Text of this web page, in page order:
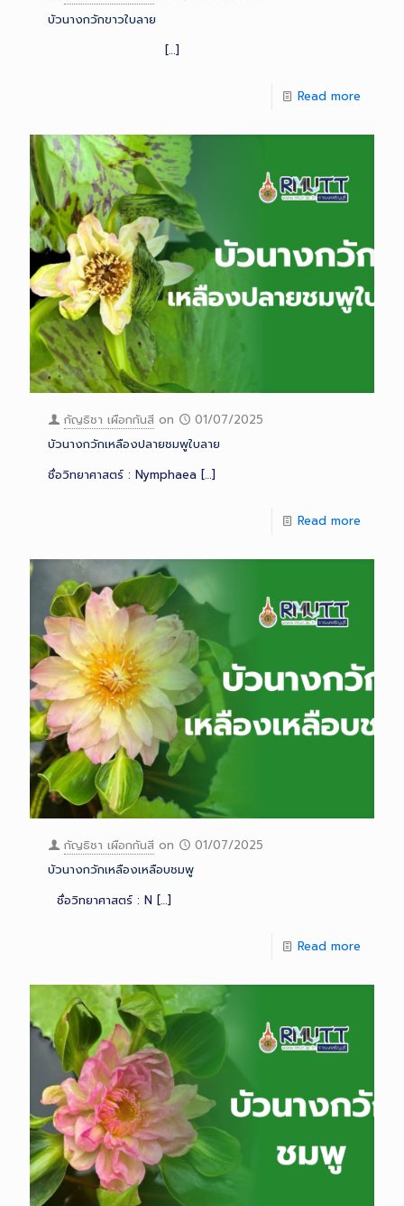
บัวนางกวักขาวใบลาย
[…]
Read more
กัญธิชา เผือกกันสี on
01/07/2025
บัวนางกวักเหลืองปลายชมพูใบลาย
ชื่อวิทยาศาสตร์ : Nymphaea […]
Read more
กัญธิชา เผือกกันสี on
01/07/2025
บัวนางกวักเหลืองเหลือบชมพู
ชื่อวิทยาศาสตร์ : N […]
Read more